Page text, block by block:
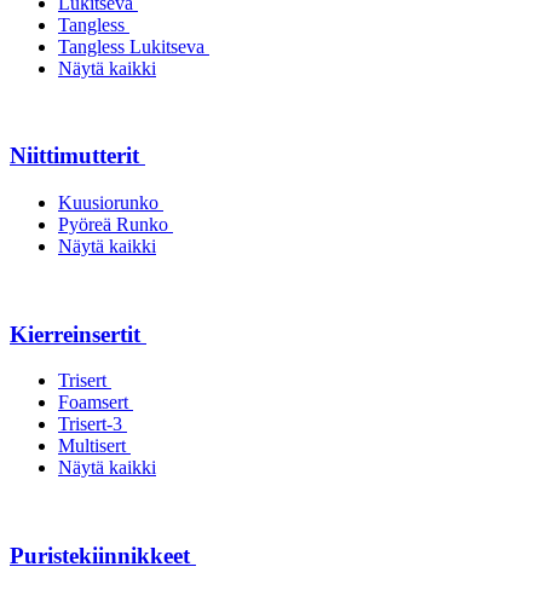
Tangless
Tangless Lukitseva
Näytä kaikki
Niittimutterit
Kuusiorunko
Pyöreä Runko
Näytä kaikki
Kierreinsertit
Trisert
Foamsert
Trisert-3
Multisert
Näytä kaikki
Puristekiinnikkeet